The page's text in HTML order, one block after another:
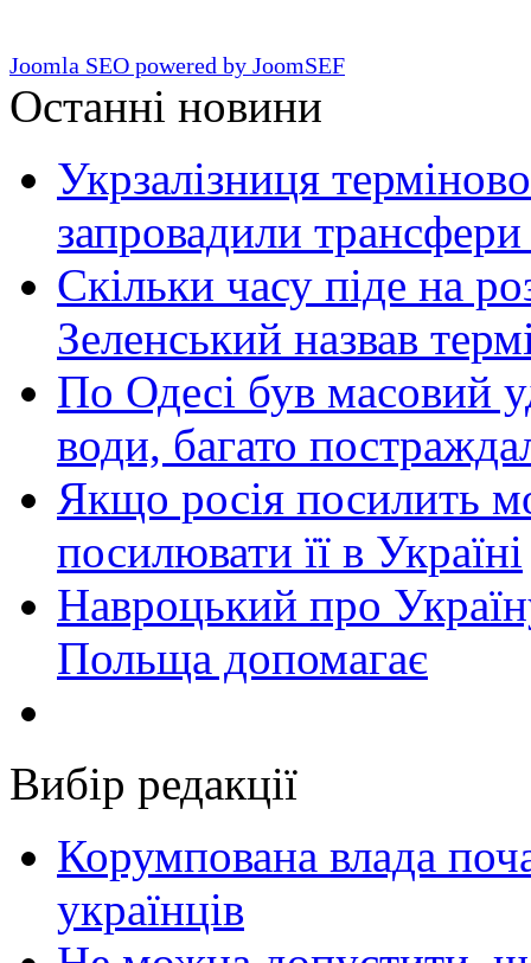
Joomla SEO powered by JoomSEF
Останні новини
Укрзалізниця
запровадили
Скільки часу піде на
Зеленський назвав
По Одесі був масовий
води, багато
Якщо росія посилить
посилювати її в Україні
Навроцький про
Польща допомагає
Вибір редакції
Корумпована влада
українців